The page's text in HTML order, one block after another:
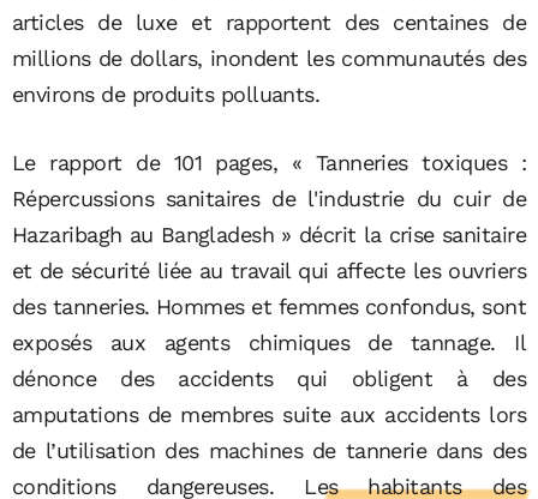
articles de luxe et rapportent des centaines de
millions de dollars, inondent les communautés des
environs de produits polluants.
Le rapport de 101 pages, « Tanneries toxiques :
Répercussions sanitaires de l'industrie du cuir de
Hazaribagh au Bangladesh » décrit la crise sanitaire
et de sécurité liée au travail qui affecte les ouvriers
des tanneries. Hommes et femmes confondus, sont
exposés aux agents chimiques de tannage. Il
dénonce des accidents qui obligent à des
amputations de membres suite aux accidents lors
de l’utilisation des machines de tannerie dans des
conditions dangereuses. Les habitants des